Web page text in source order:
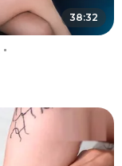
38:32